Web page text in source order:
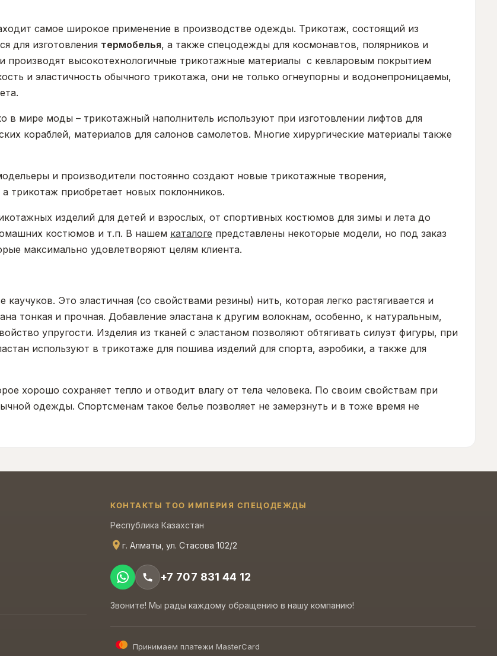
самое широкое применение в производстве одежды. Трикотаж, состоящий из
для изготовления термобелья, а также спецодежды для космонавтов, полярников и
производят высокотехнологичные трикотажные материалы с кевларовым покрытием
и эластичность обычного трикотажа, они не только огнеупорны и водонепроницаемы,
в мире моды – трикотажный наполнитель используют при изготовлении лифтов для
кораблей, материалов для салонов самолетов. Многие хирургические материалы также
и производители постоянно создают новые трикотажные творения,
приобретает новых поклонников.
изделий для детей и взрослых, от спортивных костюмов для зимы и лета до
костюмов и т.п. В нашем каталоге представлены некоторые модели, но под заказ
максимально удовлетворяют целям клиента.
Это эластичная (со свойствами резины) нить, которая легко растягивается и
тонкая и прочная. Добавление эластана к другим волокнам, особенно, к натуральным,
упругости. Изделия из тканей с эластаном позволяют обтягивать силуэт фигуры, при
используют в трикотаже для пошива изделий для спорта, аэробики, а также для
хорошо сохраняет тепло и отводит влагу от тела человека. По своим свойствам при
одежды. Спортсменам такое белье позволяет не замерзнуть и в тоже время не
КОНТАКТЫ ТОО ИМПЕРИЯ СПЕЦОДЕЖДЫ
Республика Казахстан
г. Алматы, ул. Стасова 102/2
+7 707 831 44 12
Звоните! Мы рады каждому обращению в нашу компанию!
Принимаем платежи MasterCard